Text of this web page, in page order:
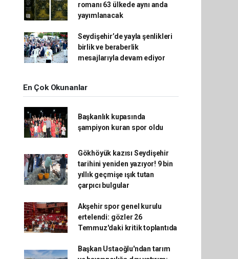
romanı 63 ülkede aynı anda
yayımlanacak
Seydişehir’de yayla şenlikleri
birlik ve beraberlik
mesajlarıyla devam ediyor
En Çok Okunanlar
Başkanlık kupasında
şampiyon kuran spor oldu
Gökhöyük kazısı Seydişehir
tarihini yeniden yazıyor! 9 bin
yıllık geçmişe ışık tutan
çarpıcı bulgular
Akşehir spor genel kurulu
ertelendi: gözler 26
Temmuz'daki kritik toplantıda
Başkan Ustaoğlu'ndan tarım